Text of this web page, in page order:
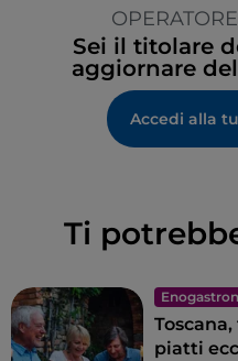
Sei il titolare
aggiornare
Accedi alla
Ti
piatti